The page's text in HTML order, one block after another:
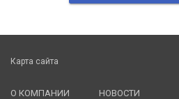
Карта сайта
О КОМПАНИИ
НОВОСТИ